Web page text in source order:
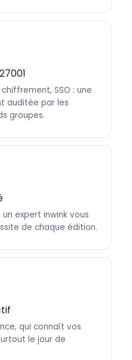
SSO : une
auditée par les
groupes.
un expert inwink vous
de chaque édition.
qui connaît vos
le jour de